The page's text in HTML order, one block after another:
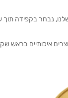
נבחר בקפידה תוך
איכותיים בראש